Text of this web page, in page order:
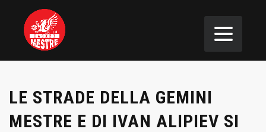
LE STRADE DELLA GEMINI
MESTRE E DI IVAN ALIPIEV SI